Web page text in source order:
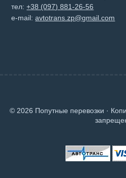
тел:+38 (097) 881-26-56
e-mail:avtotrans.zp@gmail.com
© 2026 Попутные перевозки ·